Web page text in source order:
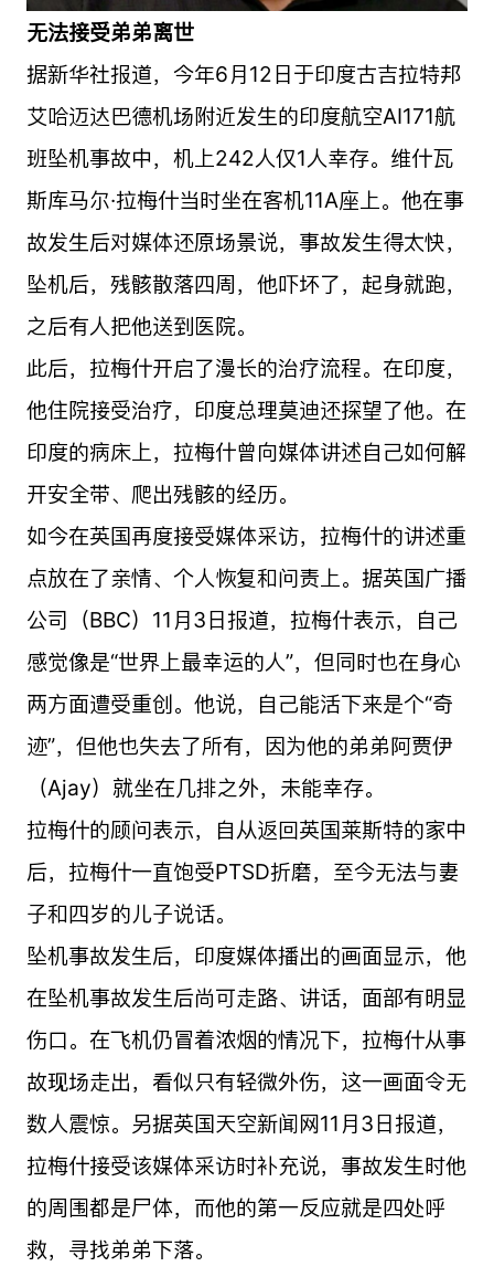
无法接受弟弟离世
据新华社报道，今年6月12日于印度古吉拉特邦
艾哈迈达巴德机场附近发生的印度航空AI171航
班坠机事故中，机上242人仅1人幸存。维什瓦
斯库马尔·拉梅什当时坐在客机11A座上。他在事
故发生后对媒体还原场景说，事故发生得太快，
坠机后，残骸散落四周，他吓坏了，起身就跑，
之后有人把他送到医院。
此后，拉梅什开启了漫长的治疗流程。在印度，
他住院接受治疗，印度总理莫迪还探望了他。在
印度的病床上，拉梅什曾向媒体讲述自己如何解
开安全带、爬出残骸的经历。
如今在英国再度接受媒体采访，拉梅什的讲述重
点放在了亲情、个人恢复和问责上。据英国广播
公司（BBC）11月3日报道，拉梅什表示，自己
感觉像是“世界上最幸运的人”，但同时也在身心
两方面遭受重创。他说，自己能活下来是个“奇
迹”，但他也失去了所有，因为他的弟弟阿贾伊
（Ajay）就坐在几排之外，未能幸存。
拉梅什的顾问表示，自从返回英国莱斯特的家中
后，拉梅什一直饱受PTSD折磨，至今无法与妻
子和四岁的儿子说话。
坠机事故发生后，印度媒体播出的画面显示，他
在坠机事故发生后尚可走路、讲话，面部有明显
伤口。在飞机仍冒着浓烟的情况下，拉梅什从事
故现场走出，看似只有轻微外伤，这一画面令无
数人震惊。另据英国天空新闻网11月3日报道，
拉梅什接受该媒体采访时补充说，事故发生时他
的周围都是尸体，而他的第一反应就是四处呼
救，寻找弟弟下落。